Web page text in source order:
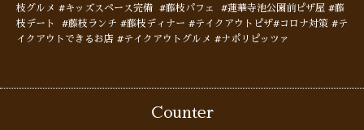
枝グルメ #キッズスペース完備 #藤枝パフェ #蓮華寺池公園前ピザ屋 #藤
枝デート #藤枝ランチ #藤枝ディナー #テイクアウトピザ#コロナ対策 #テ
イクアウトできるお店 #テイクアウトグルメ #ナポリピッツァ
Counter